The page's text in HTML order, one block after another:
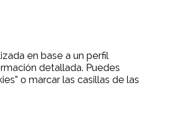
en base a un perfil
detallada. Puedes
o marcar las casillas de las